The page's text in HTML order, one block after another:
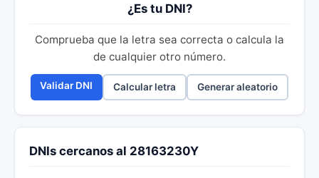
¿Es tu DNI?
Comprueba que la letra sea correcta o calcula la
de cualquier otro número.
Validar DNI Calcular letra Generar aleatorio
DNIs cercanos al 28163230Y